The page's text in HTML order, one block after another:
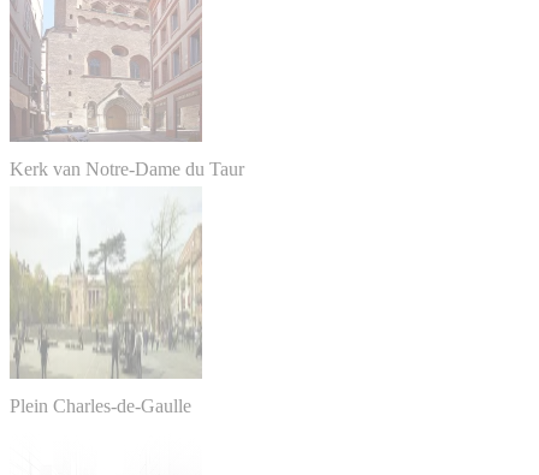
Kerk van Notre-Dame du Taur
Plein Charles-de-Gaulle